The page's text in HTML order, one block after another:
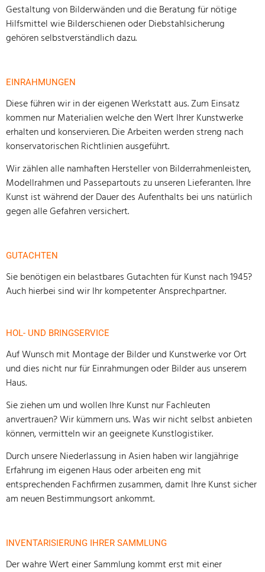
Gestaltung von Bilderwänden und die Beratung für nötige
Hilfsmittel wie Bilderschienen oder Diebstahlsicherung
gehören selbstverständlich dazu.
EINRAHMUNGEN
Diese führen wir in der eigenen Werkstatt aus. Zum Einsatz
kommen nur Materialien welche den Wert Ihrer Kunstwerke
erhalten und konservieren. Die Arbeiten werden streng nach
konservatorischen Richtlinien ausgeführt.
Wir zählen alle namhaften Hersteller von Bilderrahmenleisten,
Modellrahmen und Passepartouts zu unseren Lieferanten. Ihre
Kunst ist während der Dauer des Aufenthalts bei uns natürlich
gegen alle Gefahren versichert.
GUTACHTEN
Sie benötigen ein belastbares Gutachten für Kunst nach 1945?
Auch hierbei sind wir Ihr kompetenter Ansprechpartner.
HOL- UND BRINGSERVICE
Auf Wunsch mit Montage der Bilder und Kunstwerke vor Ort
und dies nicht nur für Einrahmungen oder Bilder aus unserem
Haus.
Sie ziehen um und wollen Ihre Kunst nur Fachleuten
anvertrauen? Wir kümmern uns. Was wir nicht selbst anbieten
können, vermitteln wir an geeignete Kunstlogistiker.
Durch unsere Niederlassung in Asien haben wir langjährige
Erfahrung im eigenen Haus oder arbeiten eng mit
entsprechenden Fachfirmen zusammen, damit Ihre Kunst sicher
am neuen Bestimmungsort ankommt.
INVENTARISIERUNG IHRER SAMMLUNG
Der wahre Wert einer Sammlung kommt erst mit einer